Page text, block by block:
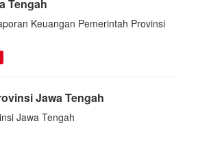
Tengah
Keuangan Pemerintah Provinsi
Jawa Tengah
Jawa Tengah